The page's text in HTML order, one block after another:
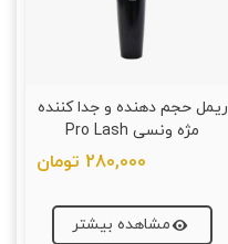
ریمل حجم دهنده و جدا کننده
مژه ونسی Pro Lash
280,000 تومان
مشاهده بیشتر